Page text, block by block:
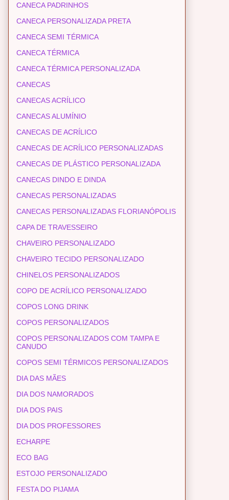
CANECA PADRINHOS
CANECA PERSONALIZADA PRETA
CANECA SEMI TÉRMICA
CANECA TÉRMICA
CANECA TÉRMICA PERSONALIZADA
CANECAS
CANECAS ACRÍLICO
CANECAS ALUMÍNIO
CANECAS DE ACRÍLICO
CANECAS DE ACRÍLICO PERSONALIZADAS
CANECAS DE PLÁSTICO PERSONALIZADA
CANECAS DINDO E DINDA
CANECAS PERSONALIZADAS
CANECAS PERSONALIZADAS FLORIANÓPOLIS
CAPA DE TRAVESSEIRO
CHAVEIRO PERSONALIZADO
CHAVEIRO TECIDO PERSONALIZADO
CHINELOS PERSONALIZADOS
COPO DE ACRÍLICO PERSONALIZADO
COPOS LONG DRINK
COPOS PERSONALIZADOS
COPOS PERSONALIZADOS COM TAMPA E
CANUDO
COPOS SEMI TÉRMICOS PERSONALIZADOS
DIA DAS MÃES
DIA DOS NAMORADOS
DIA DOS PAIS
DIA DOS PROFESSORES
ECHARPE
ECO BAG
ESTOJO PERSONALIZADO
FESTA DO PIJAMA